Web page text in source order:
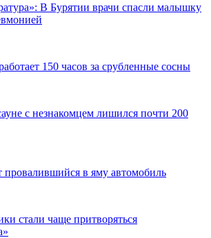
В Бурятии врачи спасли малышку
150 часов за срубленные сосны
с незнакомцем лишился почти 200
провалившийся в яму автомобиль
стали чаще притворяться